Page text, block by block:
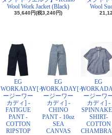
Wool Work Jacket (Black)
35,640円(税3,240円)
Wool
EG
WORKADAY[イ
ージーワー
カディ] -
FATIGUE
PANT -
COTTON
RIPSTOP
EG
WORKADAY[イ
ージーワー
カディ] -
CHINO
PANT - 10oz
SEA
CANVAS
EG
ージーワ
カディ] -
SHIRT-
COTTON